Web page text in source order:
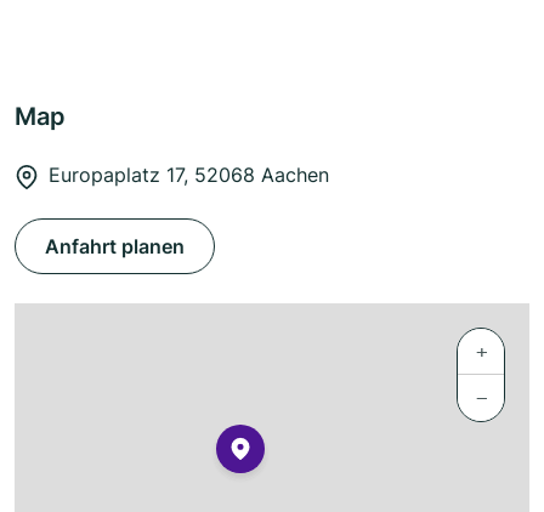
Map
Europaplatz 17, 52068 Aachen
Anfahrt planen
+
−